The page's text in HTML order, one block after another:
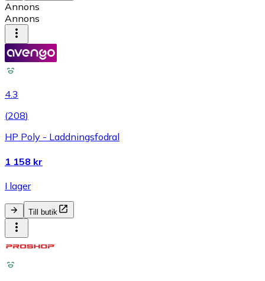
Annons
Annons
4.3
(208)
HP Poly - Laddningsfodral
1 158 kr
I lager
Till butik